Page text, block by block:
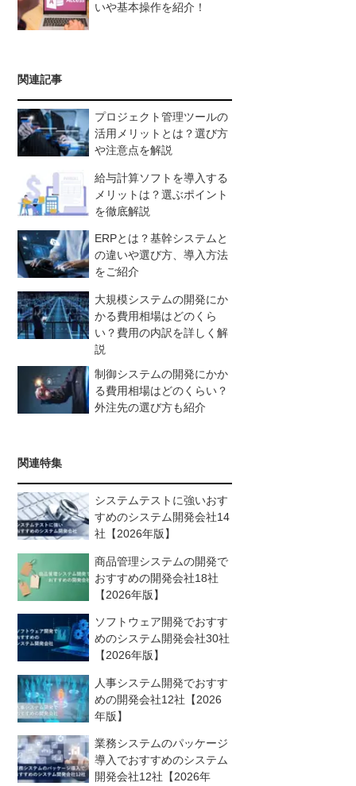
いや基本操作を紹介！
関連記事
プロジェクト管理ツールの
活用メリットとは？選び方
や注意点を解説
給与計算ソフトを導入する
メリットは？選ぶポイント
を徹底解説
ERPとは？基幹システムと
の違いや選び方、導入方法
をご紹介
大規模システムの開発にか
かる費用相場はどのくら
い？費用の内訳を詳しく解
説
制御システムの開発にかか
る費用相場はどのくらい？
外注先の選び方も紹介
関連特集
システムテストに強いおす
すめのシステム開発会社14
社【2026年版】
商品管理システムの開発で
おすすめの開発会社18社
【2026年版】
ソフトウェア開発でおすす
めのシステム開発会社30社
【2026年版】
人事システム開発でおすす
めの開発会社12社【2026
年版】
業務システムのパッケージ
導入でおすすめのシステム
開発会社12社【2026年